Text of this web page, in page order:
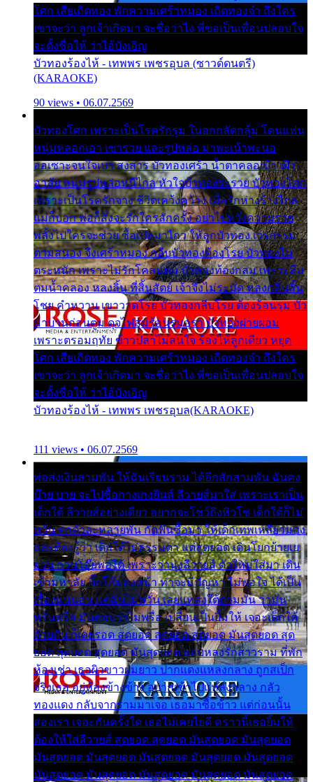
โศก เสียเถิดทอง พักความเศร้าหมอง เถิดทองจ๋า ถึงใคร
เขาจะว่า ลูกเจ้าเกิดมา จะชื่อว่าไง พี่ขอเป็นเพื่อนปลอบใจ
จะตั้งชื่อให้ ว่าไอ้บังเอิญ
บัวทองร้องไห้ - เทพพร เพชรอุบล (ซาวด์ดนตรี)
(KARAOKE)
90 views • 06.07.2569
บัวทองโศก เพราะเป็นโรครักรุม ในอกกลัดกลุ้ม โดนแฟน
หนุ่มหลอกเอา เขารวย และรูปหล่อ มาพะเน้าพะนอ
ออเซาะจนใจเบา สงสาร บัวทองเศร้า น้ำตาคลอเบ้า เฝ้า
อาลัย หนุ่มรูปหล่อหนีไกล หัวใจบัวทองระรวย บัวทองโศก
เพราะเป็นโรครักจาง ชีวิตเคว้งคว้าง เมื่อรักห่างร้างไกล
แม่ก็บอก พ่อก็สั่งจะรักใครสักครั้ง อย่าไปหวังความรวย
พลั้งไปใครจะช่วย ซื้อเปลมาไกว ให้ลูกบัวทอง เวรกรรม
ตามสนอง จึงเศร้าหมอง กลีบบัวทองต้องโรย บัวทองไม่
ตระหนัก เพราะไม่รักโคลนตม บัวทองท้องกลม เพราะลืม
ตมน้ำคลอง หลงลิ้น ที่สิ้นสัตย์ เจ้าจึงไม่ระมัด หลงกลิ่นลิ้น
โชย คำหวาน เขาวาดโรย บัวทองกลีบโรย ต้องร้อนรุม บัว
มาบานก่อนตูม ดุจไฟสุมร้อนรุมอุรา บัวทองผ่ายผอม
เพราะตรอมฤทัย ข้าวปลาไม่สนใจ ร้องไห้ลูกเดียว หยุด
โศก เสียเถิดทอง พักความเศร้าหมอง เถิดทองจ๋า ถึงใคร
เขาจะว่า ลูกเจ้าเกิดมา จะชื่อว่าไง พี่ขอเป็นเพื่อนปลอบใจ
จะตั้งชื่อให้ ว่าไอ้บังเอิญ
บัวทองร้องไห้ - เทพพร เพชรอุบล(KARAOKE)
111 views • 06.07.2569
พ่อส่งเงินสามพัน ให้ฉันเรียนราม ได้อีกสักสามพัน ฉันคง
บ๊าย บาย จะไปซื้อกางเกงยีนส์ ลีวายส์มาใส่ เพราะเราเป็น
เด็กใต้ ลีวายส์อย่างเดียว อยากจะโชว์ถึงหิวโซ เด็กใต้ก็ไม่
หวั่น ตกตัวละหลายพัน กัดฟันซื้อมา ให้เด็กเทพเหลียวมอง
และต้องรู้ว่า เด็กใต้ไม่ธรรมดา แต่สุดยอด เดินโยกย้ายเย
ยวน กวนโอ๊ยพอได้ เพราะว่านุ่งลีวายส์ ตัวใหม่ใส่มา เดิน
เข้ามหาลัย จิ๊กโก๊มองหน้า ท่าจะมีปัญหา ไม่พอใจ ได้เป็น
เรื่องแน่นอน แต่ฉันไม่หวั่น เลยแหลงใต้ถามมัน ว่ามัน
พรั่นพรือ มันตอบว่าไม่พรื่อ เปลี่ยนเป็นยิ้มให้ เจอะเด็กใต้
ด้วยกัน ก็เลยรอด สุดยอด สุดยอด สุดยอด มันสุดยอด สุด
ยอด สุดยอด สุดยอด มันสุดยอด แอบหลงรักสาวราม ที่พัก
ห้องเช่า เธอผิวขาวผมยาว ปากแดงแหลงกลาง ถูกสเป็ก
จริงเธอ อยู่ห้องข้างข้าง อยากเข้าไปแหลงกลาง กลัว
ทองแดง กลับจากรามมาเจอ เธอมาซื้อข้าว แต่ก่อนนั้น
สองเรา เจอะกันครั้งใด เธอไม่เคยไยดี คราวนี้เธอยิ้มให้
ต้องให้ใส่ลีวายส์ สุดยอด สุดยอด มันสุดยอด มันสุดยอด
มันสุดยอด มันสุดยอด มันสุดยอด มันสุดยอด มันสุดยอด
มันสุดยอด มันสุดยอด มันสุดยอด มันสุดยอด มันสุดยอด